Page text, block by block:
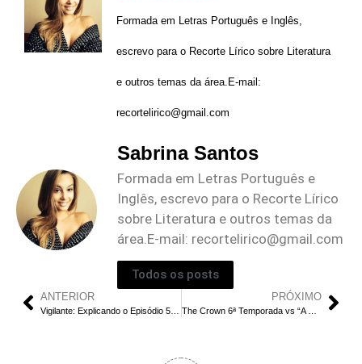
Formada em Letras Português e Inglês,
escrevo para o Recorte Lírico sobre Literatura
e outros temas da área.E-mail:
recortelirico@gmail.com
Sabrina Santos
Formada em Letras Português e
Inglês, escrevo para o Recorte Lírico
sobre Literatura e outros temas da
área.E-mail: recortelirico@gmail.com
Todos os posts
ANTERIOR PRÓXIMO